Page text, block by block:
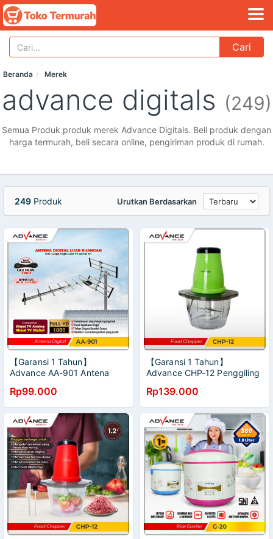
Cari
Beranda Merek
advance digitals (249)
Semua Produk produk merek Advance Digitals. Beli produk dengan
harga termurah, beli secara online, pengiriman produk di rumah.
249 Produk Urutkan Berdasarkan
【Garansi 1 Tahun】
Advance AA-901 Antena
Supprot STB TV Anti Karat
Waterproof
Rp99.000
【Garansi 1 Tahun】
Advance CHP-12 Penggiling
Blender Penggiling Makanan
Bayi Mpasi
Rp139.000